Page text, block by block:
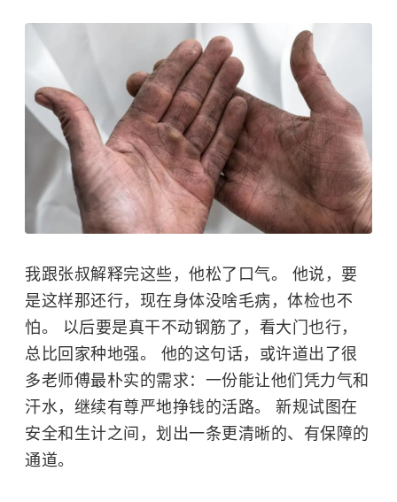
我跟张叔解释完这些，他松了口气。 他说，要
是这样那还行，现在身体没啥毛病，体检也不
怕。 以后要是真干不动钢筋了，看大门也行，
总比回家种地强。 他的这句话，或许道出了很
多老师傅最朴实的需求：一份能让他们凭力气和
汗水，继续有尊严地挣钱的活路。 新规试图在
安全和生计之间，划出一条更清晰的、有保障的
通道。